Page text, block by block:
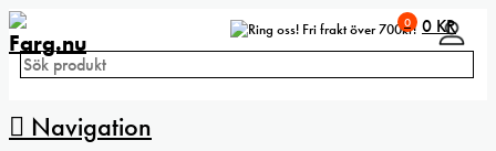
Fri frakt över 700kr!
Navigation
0 0 KR